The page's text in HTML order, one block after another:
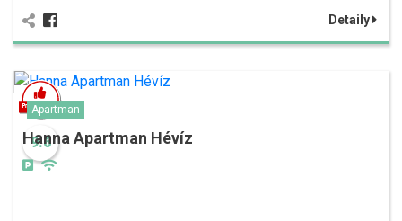
Detaily
9.6
Apartman
Hanna Apartman Hévíz